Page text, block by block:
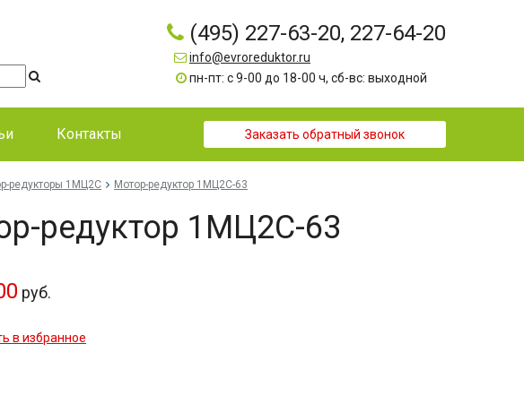
(495) 227-63-20, 227-64-20
info@evroreduktor.ru
пн-пт: с 9-00 до 18-00 ч, сб-вс: выходной
Контакты Заказать обратный звонок
редукторы 1МЦ2С Мотор-редуктор 1МЦ2С-63
редуктор 1МЦ2С-63
руб.
в избранное